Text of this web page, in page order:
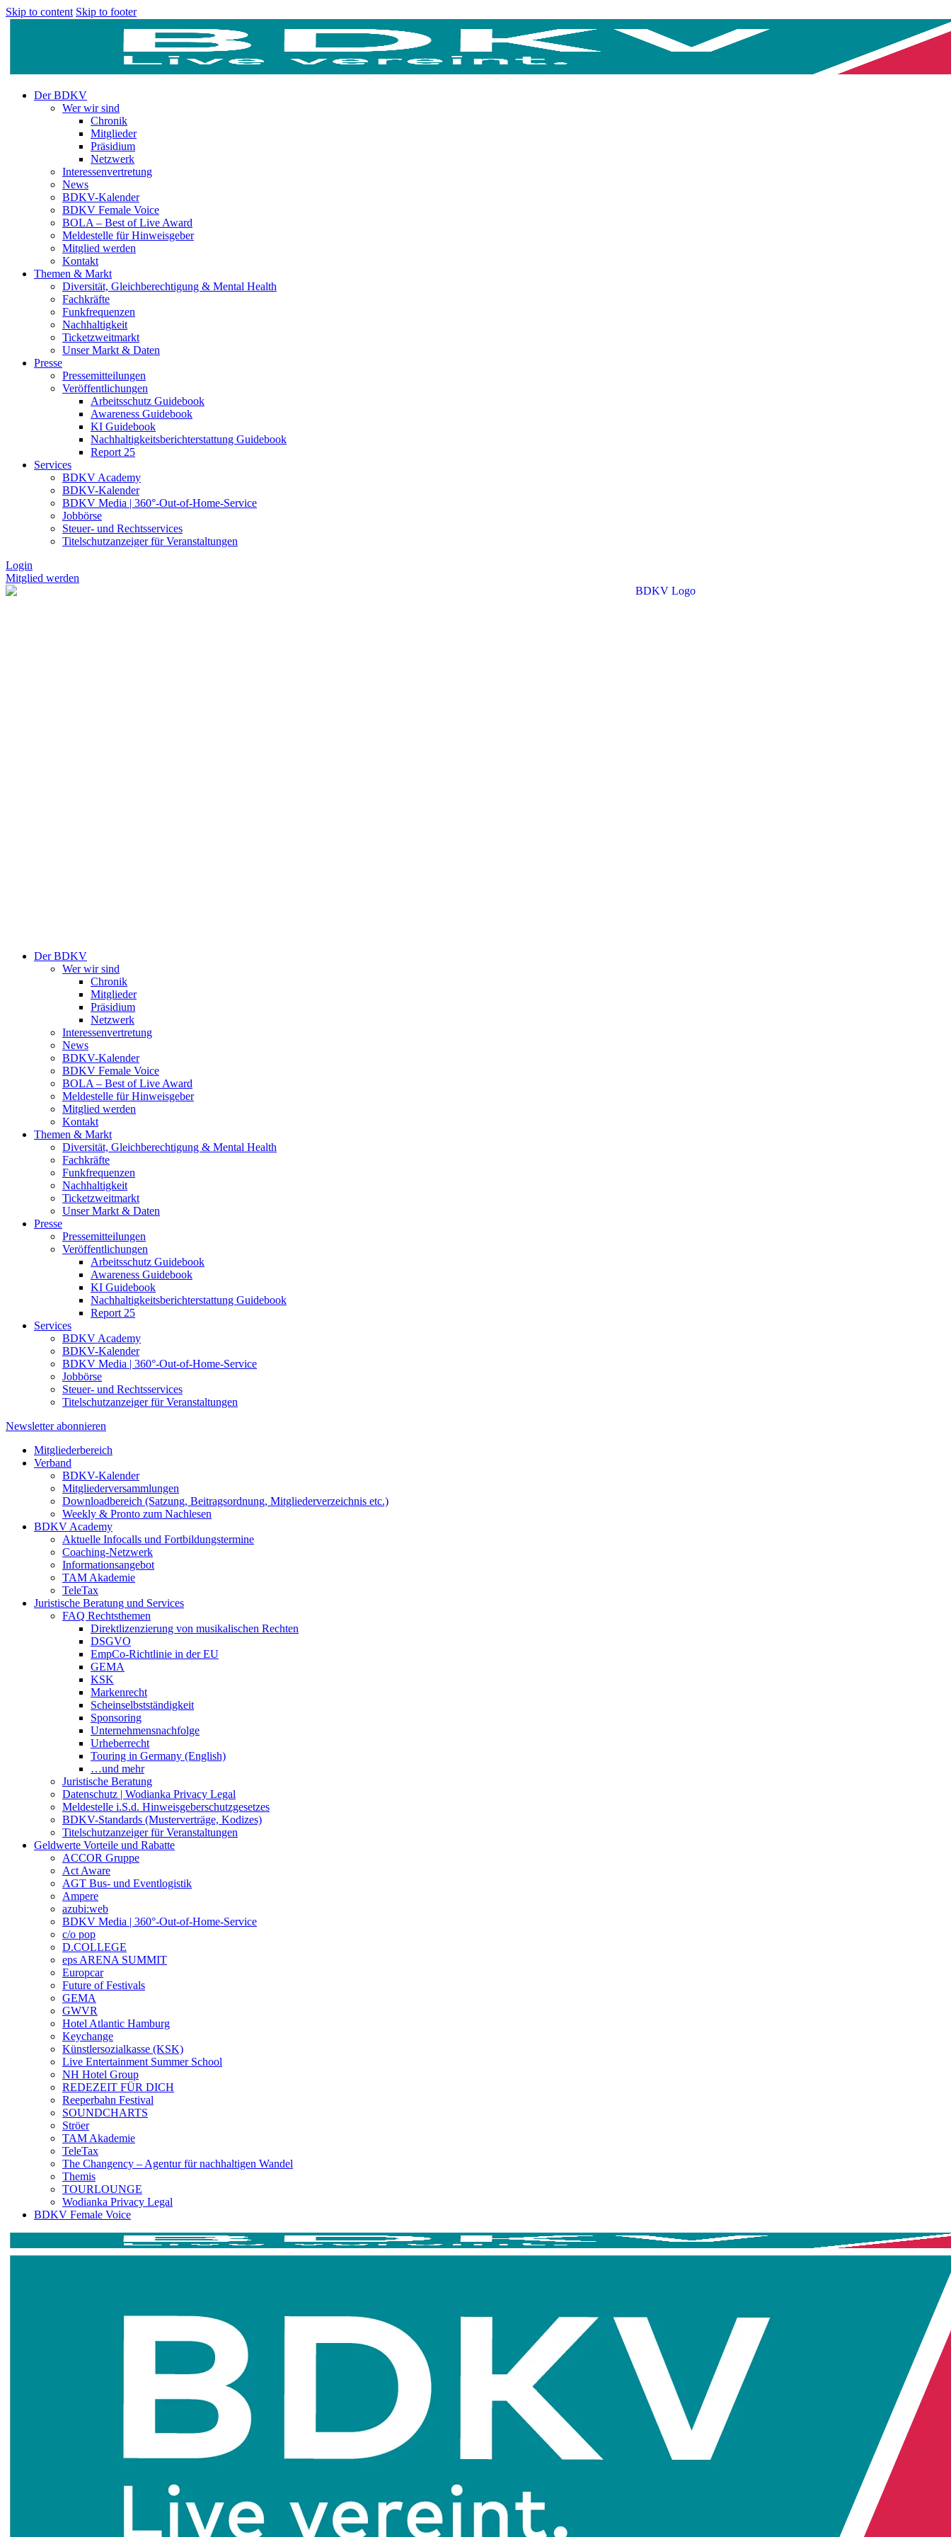
Skip to content Skip to footer
Der BDKV
Wer wir sind
Chronik
Mitglieder
Präsidium
Netzwerk
Interessenvertretung
News
BDKV-Kalender
BDKV Female Voice
BOLA – Best of Live Award
Meldestelle für Hinweisgeber
Mitglied werden
Kontakt
Themen & Markt
Diversität, Gleichberechtigung & Mental Health
Fachkräfte
Funkfrequenzen
Nachhaltigkeit
Ticketzweitmarkt
Unser Markt & Daten
Presse
Pressemitteilungen
Veröffentlichungen
Arbeitsschutz Guidebook
Awareness Guidebook
KI Guidebook
Nachhaltigkeitsberichterstattung Guidebook
Report 25
Services
BDKV Academy
BDKV-Kalender
BDKV Media | 360°-Out-of-Home-Service
Jobbörse
Steuer- und Rechtsservices
Titelschutzanzeiger für Veranstaltungen
Login
Mitglied werden
Der BDKV
Wer wir sind
Chronik
Mitglieder
Präsidium
Netzwerk
Interessenvertretung
News
BDKV-Kalender
BDKV Female Voice
BOLA – Best of Live Award
Meldestelle für Hinweisgeber
Mitglied werden
Kontakt
Themen & Markt
Diversität, Gleichberechtigung & Mental Health
Fachkräfte
Funkfrequenzen
Nachhaltigkeit
Ticketzweitmarkt
Unser Markt & Daten
Presse
Pressemitteilungen
Veröffentlichungen
Arbeitsschutz Guidebook
Awareness Guidebook
KI Guidebook
Nachhaltigkeitsberichterstattung Guidebook
Report 25
Services
BDKV Academy
BDKV-Kalender
BDKV Media | 360°-Out-of-Home-Service
Jobbörse
Steuer- und Rechtsservices
Titelschutzanzeiger für Veranstaltungen
Newsletter abonnieren
Mitgliederbereich
Verband
BDKV-Kalender
Mitgliederversammlungen
Downloadbereich (Satzung, Beitragsordnung, Mitgliederverzeichnis etc.)
Weekly & Pronto zum Nachlesen
BDKV Academy
Aktuelle Infocalls und Fortbildungstermine
Coaching-Netzwerk
Informationsangebot
TAM Akademie
TeleTax
Juristische Beratung und Services
FAQ Rechtsthemen
Direktlizenzierung von musikalischen Rechten
DSGVO
EmpCo-Richtlinie in der EU
GEMA
KSK
Markenrecht
Scheinselbstständigkeit
Sponsoring
Unternehmensnachfolge
Urheberrecht
Touring in Germany (English)
…und mehr
Juristische Beratung
Datenschutz | Wodianka Privacy Legal
Meldestelle i.S.d. Hinweisgeberschutzgesetzes
BDKV-Standards (Musterverträge, Kodizes)
Titelschutzanzeiger für Veranstaltungen
Geldwerte Vorteile und Rabatte
ACCOR Gruppe
Act Aware
AGT Bus- und Eventlogistik
Ampere
azubi:web
BDKV Media | 360°-Out-of-Home-Service
c/o pop
D.COLLEGE
eps ARENA SUMMIT
Europcar
Future of Festivals
GEMA
GWVR
Hotel Atlantic Hamburg
Keychange
Künstlersozialkasse (KSK)
Live Entertainment Summer School
NH Hotel Group
REDEZEIT FÜR DICH
Reeperbahn Festival
SOUNDCHARTS
Ströer
TAM Akademie
TeleTax
The Changency – Agentur für nachhaltigen Wandel
Themis
TOURLOUNGE
Wodianka Privacy Legal
BDKV Female Voice